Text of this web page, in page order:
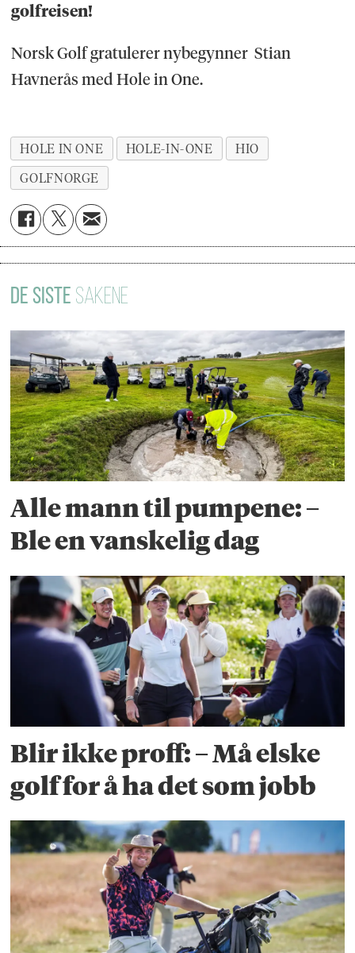
golfreisen!
Norsk Golf gratulerer nybegynner Stian
Havnerås med Hole in One.
HOLE IN ONE HOLE-IN-ONE
HIO
GOLFNORGE
DE SISTE SAKENE
Alle mann til pumpene: –
Ble en vanskelig dag
Blir ikke proff: – Må elske
golf for å ha det som jobb